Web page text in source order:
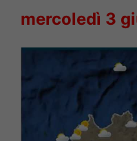
mercoledì 3